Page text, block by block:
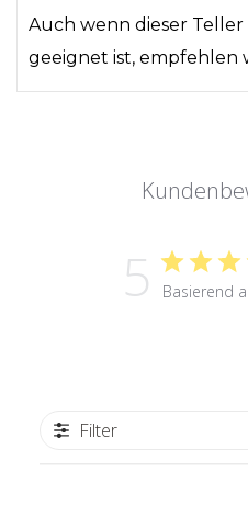
Auch wenn dieser
geeignet ist, empfehlen
5 Basierend
Filter